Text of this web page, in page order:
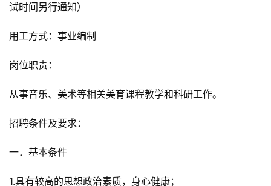
试时间另行通知）
用工方式：事业编制
岗位职责：
从事音乐、美术等相关美育课程教学和科研工作。
招聘条件及要求：
一．基本条件
1.具有较高的思想政治素质，身心健康；